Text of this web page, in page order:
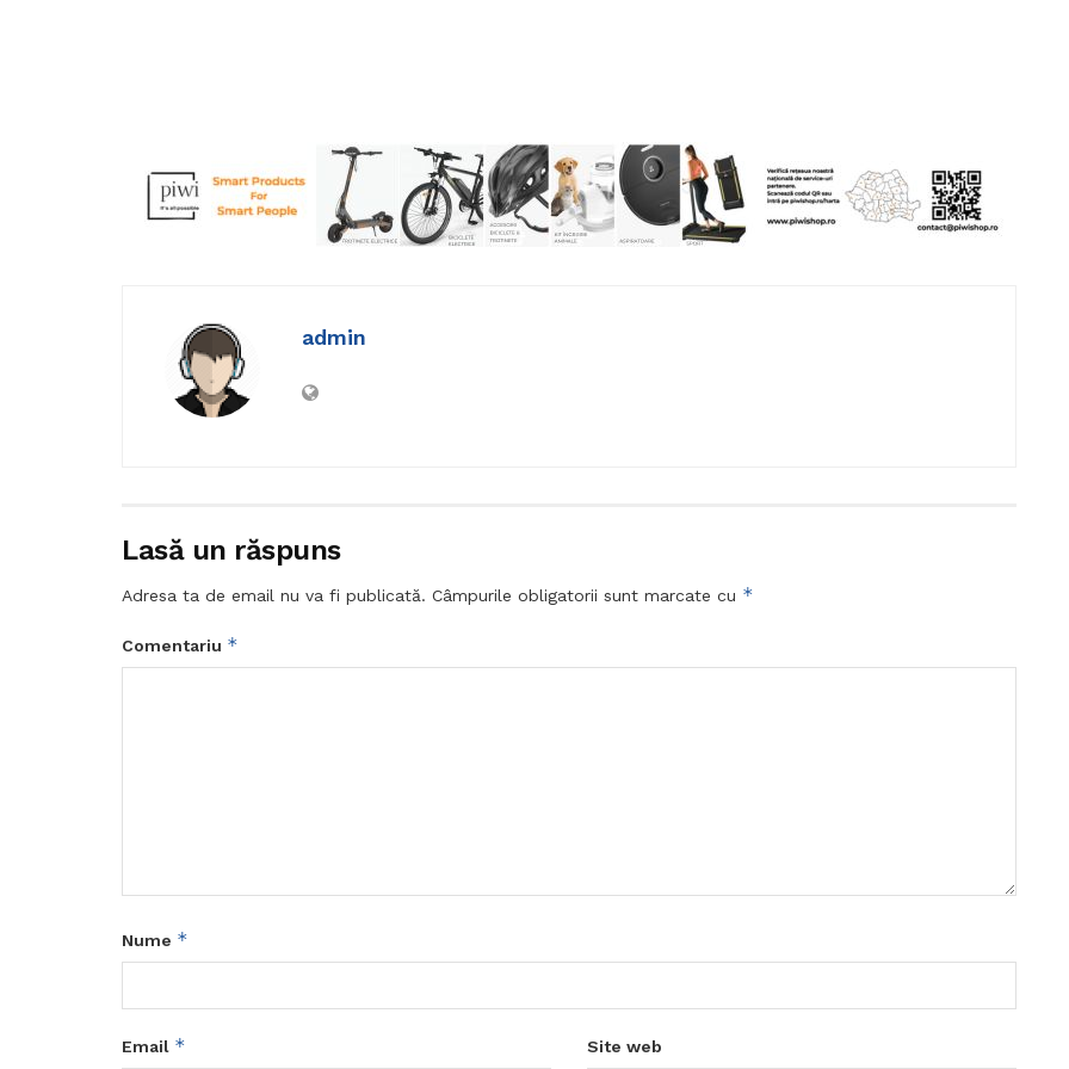
admin
Lasă un răspuns
Adresa ta de email nu va fi publicată. Câmpurile obligatorii sunt marcate cu *
Comentariu *
Nume *
Email * Site web